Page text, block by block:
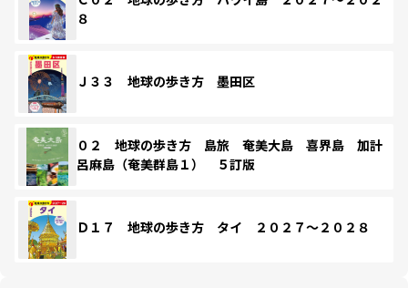
８
Ｊ３３ 地球の歩き方 墨田区
０２ 地球の歩き方 島旅 奄美大島 喜界島 加計
呂麻島（奄美群島１） ５訂版
Ｄ１７ 地球の歩き方 タイ ２０２７～２０２８